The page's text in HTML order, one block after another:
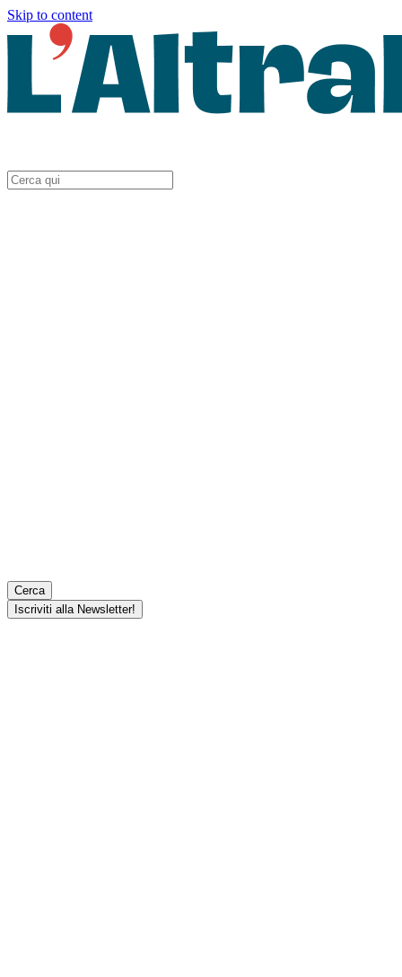
Skip to content
Cerca
Iscriviti alla Newsletter!